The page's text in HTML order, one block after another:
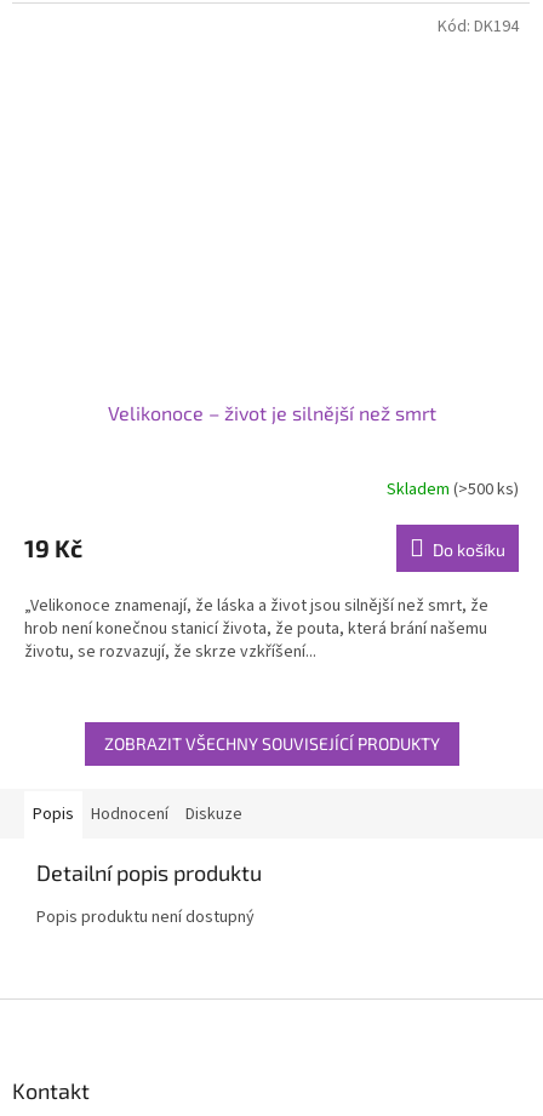
Velikonoce – život je silnější než smrt
Skladem (>500 ks)
19 Kč Do košíku
„Velikonoce znamenají, že láska a život jsou silnější než smrt, že
hrob není konečnou stanicí života, že pouta, která brání našemu
životu, se rozvazují, že skrze vzkříšení...
Kód: DK194
ZOBRAZIT VŠECHNY SOUVISEJÍCÍ PRODUKTY
Popis Hodnocení Diskuze
Detailní popis produktu
Popis produktu není dostupný
Kontakt